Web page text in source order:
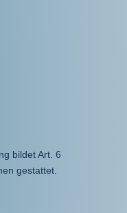
bildet Art. 6
gestattet.